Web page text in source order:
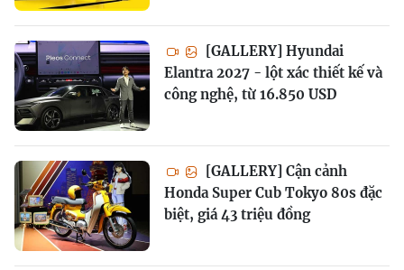
[GALLERY] Hyundai
Elantra 2027 - lột xác thiết kế và
công nghệ, từ 16.850 USD
[GALLERY] Cận cảnh
Honda Super Cub Tokyo 80s đặc
biệt, giá 43 triệu đồng